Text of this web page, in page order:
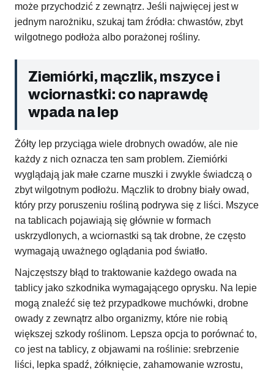
może przychodzić z zewnątrz. Jeśli najwięcej jest w
jednym narożniku, szukaj tam źródła: chwastów, zbyt
wilgotnego podłoża albo porażonej rośliny.
Ziemiórki, mączlik, mszyce i
wciornastki: co naprawdę
wpada na lep
Żółty lep przyciąga wiele drobnych owadów, ale nie
każdy z nich oznacza ten sam problem. Ziemiórki
wyglądają jak małe czarne muszki i zwykle świadczą o
zbyt wilgotnym podłożu. Mączlik to drobny biały owad,
który przy poruszeniu rośliną podrywa się z liści. Mszyce
na tablicach pojawiają się głównie w formach
uskrzydlonych, a wciornastki są tak drobne, że często
wymagają uważnego oglądania pod światło.
Najczęstszy błąd to traktowanie każdego owada na
tablicy jako szkodnika wymagającego oprysku. Na lepie
mogą znaleźć się też przypadkowe muchówki, drobne
owady z zewnątrz albo organizmy, które nie robią
większej szkody roślinom. Lepsza opcja to porównać to,
co jest na tablicy, z objawami na roślinie: srebrzenie
liści, lepka spadź, żółknięcie, zahamowanie wzrostu,